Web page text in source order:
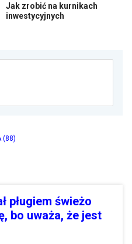
Jak zrobić na kurnikach
inwestycyjnych
(88)
pługiem świeżo
bo uważa, że jest